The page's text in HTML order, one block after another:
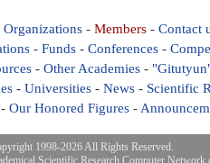
Organizations- Members- Contact
- Funds- Conferences-
- Other Academies-
- Universities - News - Scientific
- Our Honored Figures -
1998-2026 All Rights Reserved.
Scientific Research Computer